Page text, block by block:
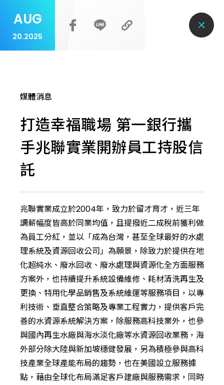
AUG
20.2025
媒體消息
打造幸福職場 第一銀行攜
手兆聯實業開辦員工持股信
託
兆聯實業成立於2004年，致力於留才育才，近三年
調薪幅度皆高於同業均值，且提撥近二成稅前獲利做
為員工分紅，並以「成為台灣，甚至全球最好的水處
理系統及資源回收公司」為願景，除致力於提供在地
化超純水、廢水回收、廢水處理與資源化全方面服務
方案外，也持續提升系統設備維修、耗材清洗再生及
更換、特用化學品銷售及系統維運等服務項目，以專
利技術、垂直整合策略及專業工程實力，提供客戶完
善的水資源系統解決方案，除服務高科技業外，也參
與國內再生水廠與海水淡化廠等水資源回收業務，海
外部分除大陸與新加坡穩健發展，另為積極參與高科
技產業全球產能布局的趨勢，也在美國設立服務據
點，藉由全球化布局滿足客戶建廠與服務需求，同時